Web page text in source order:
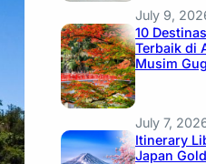
July 9,
10
Terbaik di
Musim
July 7,
Itinerary
Japan